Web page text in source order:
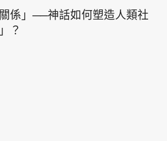
係」──神話如何塑造人類社
？